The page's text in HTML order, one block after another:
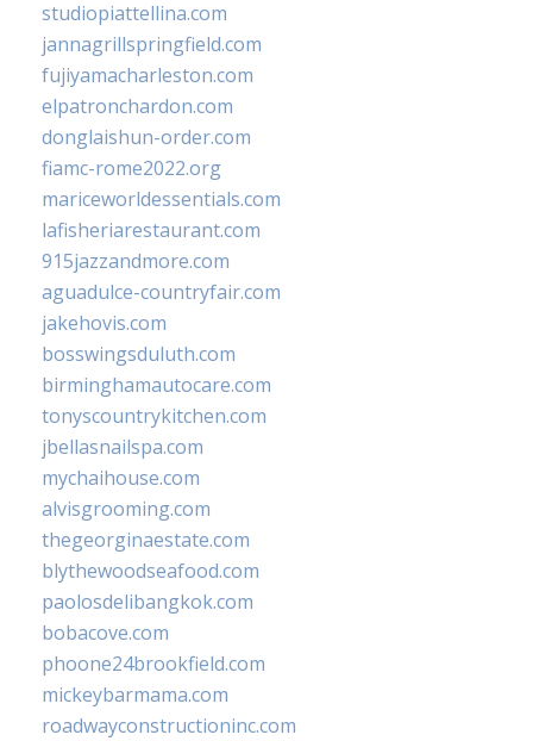
studiopiattellina.com
jannagrillspringfield.com
fujiyamacharleston.com
elpatronchardon.com
donglaishun-order.com
fiamc-rome2022.org
mariceworldessentials.com
lafisheriarestaurant.com
915jazzandmore.com
aguadulce-countryfair.com
jakehovis.com
bosswingsduluth.com
birminghamautocare.com
tonyscountrykitchen.com
jbellasnailspa.com
mychaihouse.com
alvisgrooming.com
thegeorginaestate.com
blythewoodseafood.com
paolosdelibangkok.com
bobacove.com
phoone24brookfield.com
mickeybarmama.com
roadwayconstructioninc.com